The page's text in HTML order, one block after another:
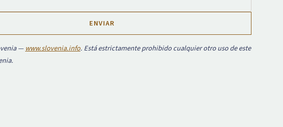
— www.slovenia.info. Está estrictamente prohibido cualquier otro uso de este